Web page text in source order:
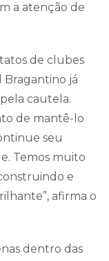
a atenção de
de clubes
Bragantino já
cautela.
de mantê-lo
seu
Temos muito
e
afirma o
dentro das